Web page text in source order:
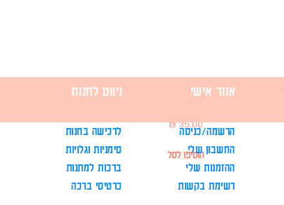
מחיר‏35.00 ‏₪
הוסיפו לסל
ניווט לחנות אזור אישי
לרכישה בחנות
סימניות וגלויות
ברכות למתנות
כרטיסי ברכה
הרשמה/כניסה
החשבון שלי
ההזמנות שלי
רשימת בקשות